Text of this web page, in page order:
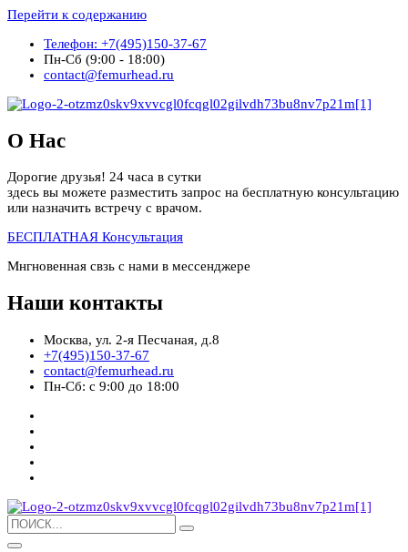
Перейти к содержанию
Телефон: +7(495)150-37-67
Пн-Сб (9:00 - 18:00)
contact@femurhead.ru
О Нас
Дорогие друзья! 24 часа в сутки
здесь вы можете разместить запрос на бесплатную консультацию
или назначить встречу с врачом.
БЕСПЛАТНАЯ Консультация
Мнгновенная свзь с нами в мессенджере
Наши контакты
Москва, ул. 2-я Песчаная, д.8
+7(495)150-37-67
contact@femurhead.ru
Пн-Сб: с 9:00 до 18:00